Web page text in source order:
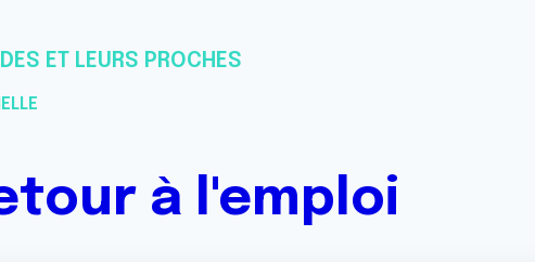
ET LEURS PROCHES
à l'emploi